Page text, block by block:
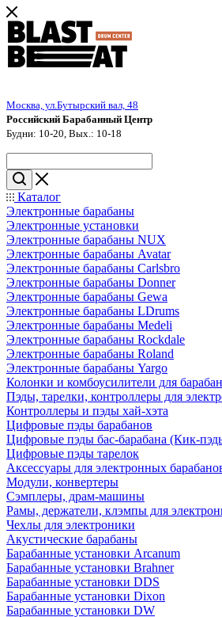
Москва, ул.Бутырский вал, 48
Российский Барабанный Центр
Будни: 10-20, Вых.: 10-18
Каталог
Электронные барабаны
Электронные установки
Электронные барабаны NUX
Электронные барабаны Avatar
Электронные барабаны Carlsbro
Электронные барабаны Donner
Электронные барабаны Gewa
Электронные барабаны LDrums
Электронные барабаны Medeli
Электронные барабаны Rockdale
Электронные барабаны Roland
Электронные барабаны Yargo
Колонки и комбоусилители для
Пэды, тарелки, контроллеры для
Контроллеры и пэды хай-хэта
Цифровые пэды барабанов
Цифровые пэды бас-барабана (Кик-
Цифровые пэды тарелок
Аксессуары для электронных
Модули, конвертеры
Сэмплеры, драм-машины
Рамы, держатели, клэмпы для
Чехлы для электроники
Акустические барабаны
Барабанные установки Arcanum
Барабанные установки Brahner
Барабанные установки DDS
Барабанные установки Dixon
Барабанные установки DW